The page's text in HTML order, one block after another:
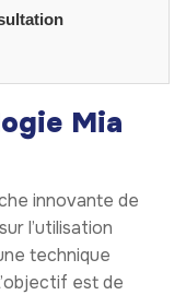
Mia
innovante de
l’utilisation
technique
est de